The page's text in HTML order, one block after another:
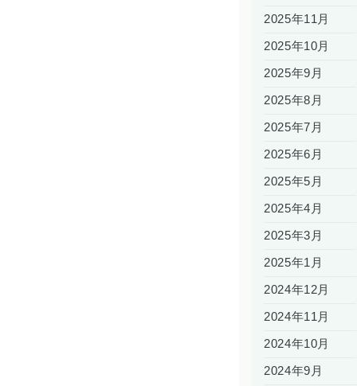
2025年11月
2025年10月
2025年9月
2025年8月
2025年7月
2025年6月
2025年5月
2025年4月
2025年3月
2025年1月
2024年12月
2024年11月
2024年10月
2024年9月